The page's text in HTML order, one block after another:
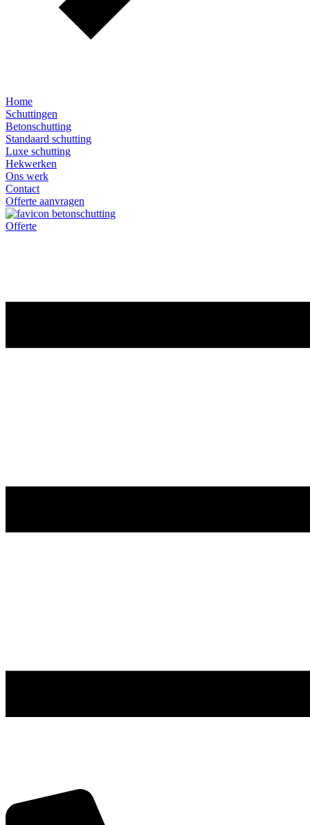
Home
Schuttingen
Betonschutting
Standaard schutting
Luxe schutting
Hekwerken
Ons werk
Contact
Offerte aanvragen
Offerte